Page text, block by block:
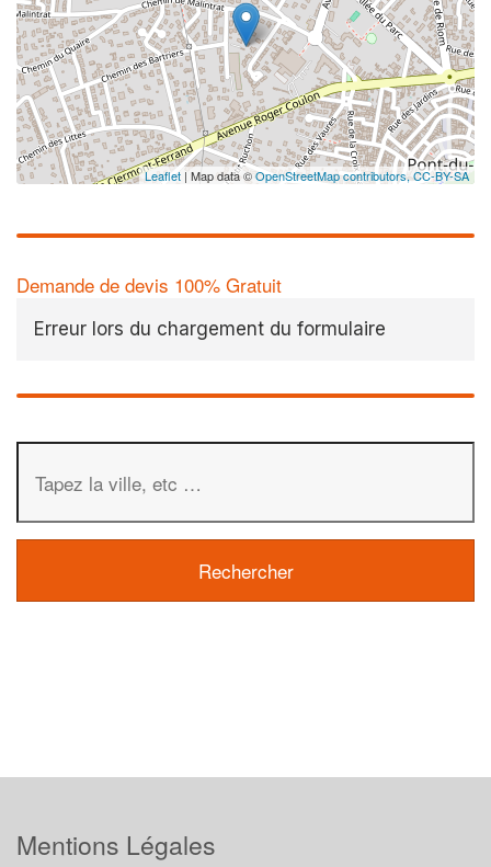
Leaflet | Map data ©OpenStreetMap contributors,CC-BY-SA
Demande de devis 100% Gratuit
Erreur lors du chargement du formulaire
Mentions Légales